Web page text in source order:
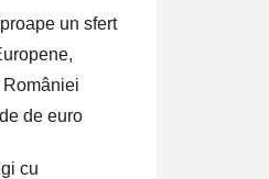
un sfert
României
de euro
cu